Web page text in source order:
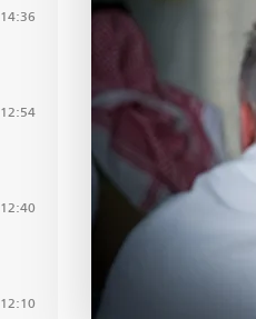
14:36
12:54
12:40
12:10